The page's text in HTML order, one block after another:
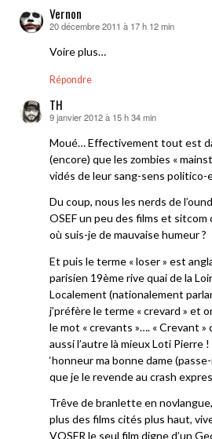
Vernon
dit :
20 décembre 2011 à 17 h 12 min
Voire plus…
Répondre
TH
dit :
9 janvier 2012 à 15 h 34 min
Moué… Effectivement tout est
(encore) que les zombies «
vidés de leur sang-sens
Du coup, nous les nerds de
OSEF un peu des films et
où suis-je de mauvaise humeur ?
Et puis le terme « loser » est
parisien 19ème rive quai de la
Localement (nationalement
j’préfère le terme « crevard » et
le mot « crevants »…. « Crevant
aussi l’autre là mieux Loti Pierre
‘honneur ma bonne dame
que je le revende au crash
Trêve de branlette en
plus des films cités plus haut,
VOSFR le seul film digne d’un